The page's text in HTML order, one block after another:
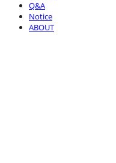
Q&A
Notice
ABOUT